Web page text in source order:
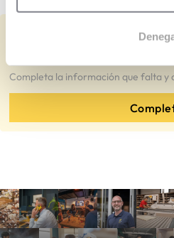
Completa la información que falta y